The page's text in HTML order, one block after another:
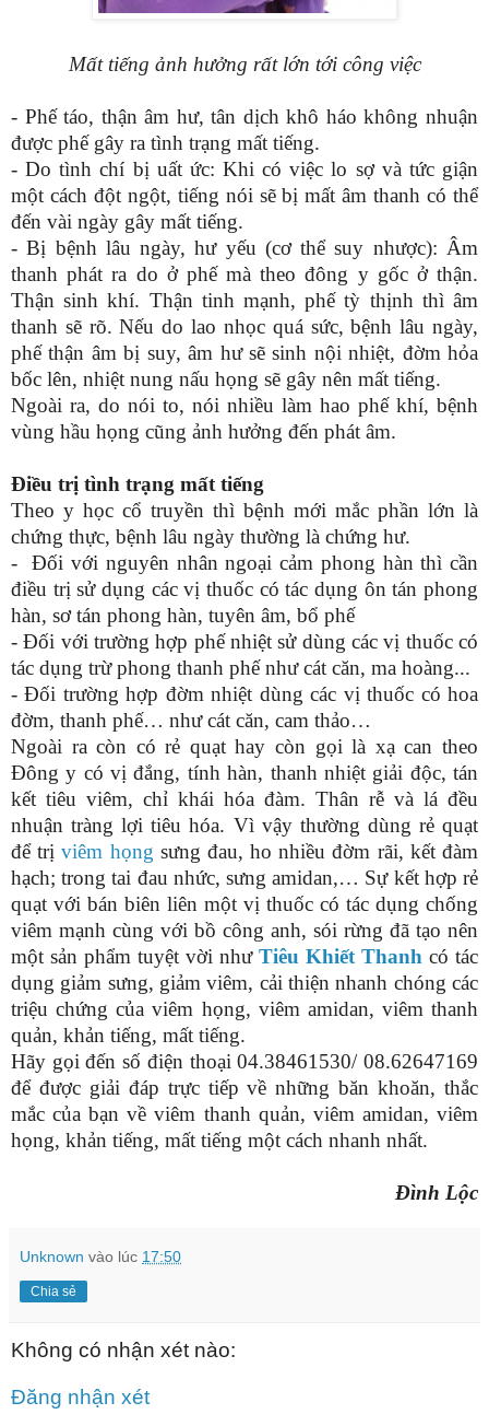
Mất tiếng ảnh hưởng rất lớn tới công việc
- Phế táo, thận âm hư, tân dịch khô háo không nhuận
được phế gây ra tình trạng mất tiếng.
- Do tình chí bị uất ức: Khi có việc lo sợ và tức giận
một cách đột ngột, tiếng nói sẽ bị mất âm thanh có thể
đến vài ngày gây mất tiếng.
- Bị bệnh lâu ngày, hư yếu (cơ thể suy nhược): Âm
thanh phát ra do ở phế mà theo đông y gốc ở thận.
Thận sinh khí. Thận tinh mạnh, phế tỳ thịnh thì âm
thanh sẽ rõ. Nếu do lao nhọc quá sức, bệnh lâu ngày,
phế thận âm bị suy, âm hư sẽ sinh nội nhiệt, đờm hỏa
bốc lên, nhiệt nung nấu họng sẽ gây nên mất tiếng.
Ngoài ra, do nói to, nói nhiều làm hao phế khí, bệnh
vùng hầu họng cũng ảnh hưởng đến phát âm.
Điều trị tình trạng mất tiếng
Theo y học cổ truyền thì bệnh mới mắc phần lớn là
chứng thực, bệnh lâu ngày thường là chứng hư.
- Đối với nguyên nhân ngoại cảm phong hàn thì cần
điều trị sử dụng các vị thuốc có tác dụng ôn tán phong
hàn, sơ tán phong hàn, tuyên âm, bổ phế
- Đối với trường hợp phế nhiệt sử dùng các vị thuốc có
tác dụng trừ phong thanh phế như cát căn, ma hoàng...
- Đối trường hợp đờm nhiệt dùng các vị thuốc có hoa
đờm, thanh phế… như cát căn, cam thảo…
Ngoài ra còn có rẻ quạt hay còn gọi là xạ can theo
Đông y có vị đắng, tính hàn, thanh nhiệt giải độc, tán
kết tiêu viêm, chỉ khái hóa đàm. Thân rễ và lá đều
nhuận tràng lợi tiêu hóa. Vì vậy thường dùng rẻ quạt
để trịviêm họng sưng đau, ho nhiều đờm rãi, kết đàm
hạch; trong tai đau nhức, sưng amidan,… Sự kết hợp rẻ
quạt với bán biên liên một vị thuốc có tác dụng chống
viêm mạnh cùng với bồ công anh, sói rừng đã tạo nên
một sản phẩm tuyệt vời như Tiêu Khiết Thanh có tác
dụng giảm sưng, giảm viêm, cải thiện nhanh chóng các
triệu chứng của viêm họng, viêm amidan, viêm thanh
quản, khản tiếng, mất tiếng.
Hãy gọi đến số điện thoại 04.38461530/ 08.62647169
để được giải đáp trực tiếp về những băn khoăn, thắc
mắc của bạn về viêm thanh quản, viêm amidan, viêm
họng, khản tiếng, mất tiếng một cách nhanh nhất.
Đình Lộc
Unknown vào lúc 17:50
Chia sẻ
Không có nhận xét nào:
Đăng nhận xét